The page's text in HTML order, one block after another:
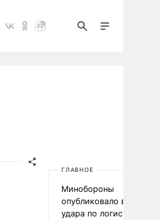
ГЛАВНОЕ
Минобороны
опубликовало видео
удара по